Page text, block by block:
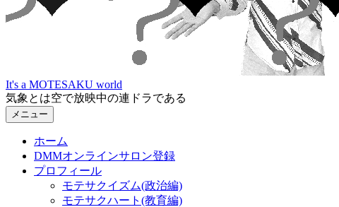
It's a MOTESAKU world
気象とは空で放映中の連ドラである
メニュー
ホーム
DMMオンラインサロン登録
プロフィール
モテサクイズム(政治編)
モテサクハート(教育編)